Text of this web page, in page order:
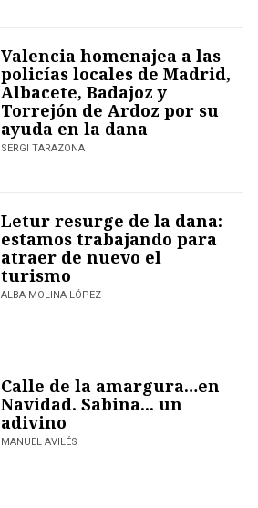
Valencia homenajea a las
policías locales de Madrid,
Albacete, Badajoz y
Torrejón de Ardoz por su
ayuda en la dana
SERGI TARAZONA
Letur resurge de la dana:
estamos trabajando para
atraer de nuevo el
turismo
ALBA MOLINA LÓPEZ
Calle de la amargura…en
Navidad. Sabina... un
adivino
MANUEL AVILÉS